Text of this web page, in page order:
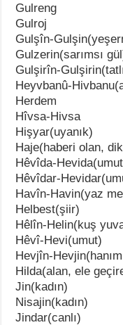
Gulreng
Gulroj
Gulşîn-
Gulzerin(sarımsı
Gulşirîn-
Heyvbanû-
Herdem
Hîvsa-Hivsa
Hişyar(uyanık)
Haje(haberi olan,
Hêvîda-
Hêvîdar-
Havîn-Havin(yaz
Helbest(şiir)
Hêlîn-Helin(kuş
Hêvî-Hevi(umut)
Hevjîn-
Hilda(alan, ele
Jin(kadın)
Nisajin(kadın)
Jindar(canlı)